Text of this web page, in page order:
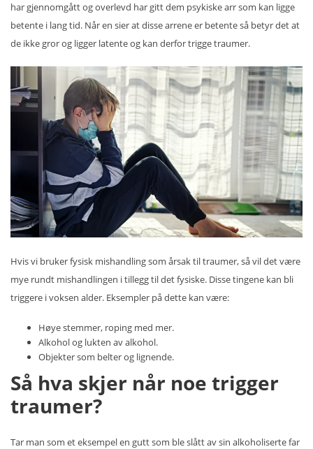
har gjennomgått og overlevd har gitt dem psykiske arr som kan ligge
betente i lang tid. Når en sier at disse arrene er betente så betyr det at
de ikke gror og ligger latente og kan derfor trigge traumer.
Hvis vi bruker fysisk mishandling som årsak til traumer, så vil det være
mye rundt mishandlingen i tillegg til det fysiske. Disse tingene kan bli
triggere i voksen alder. Eksempler på dette kan være:
Høye stemmer, roping med mer.
Alkohol og lukten av alkohol.
Objekter som belter og lignende.
Så hva skjer når noe trigger
traumer?
Tar man som et eksempel en gutt som ble slått av sin alkoholiserte far